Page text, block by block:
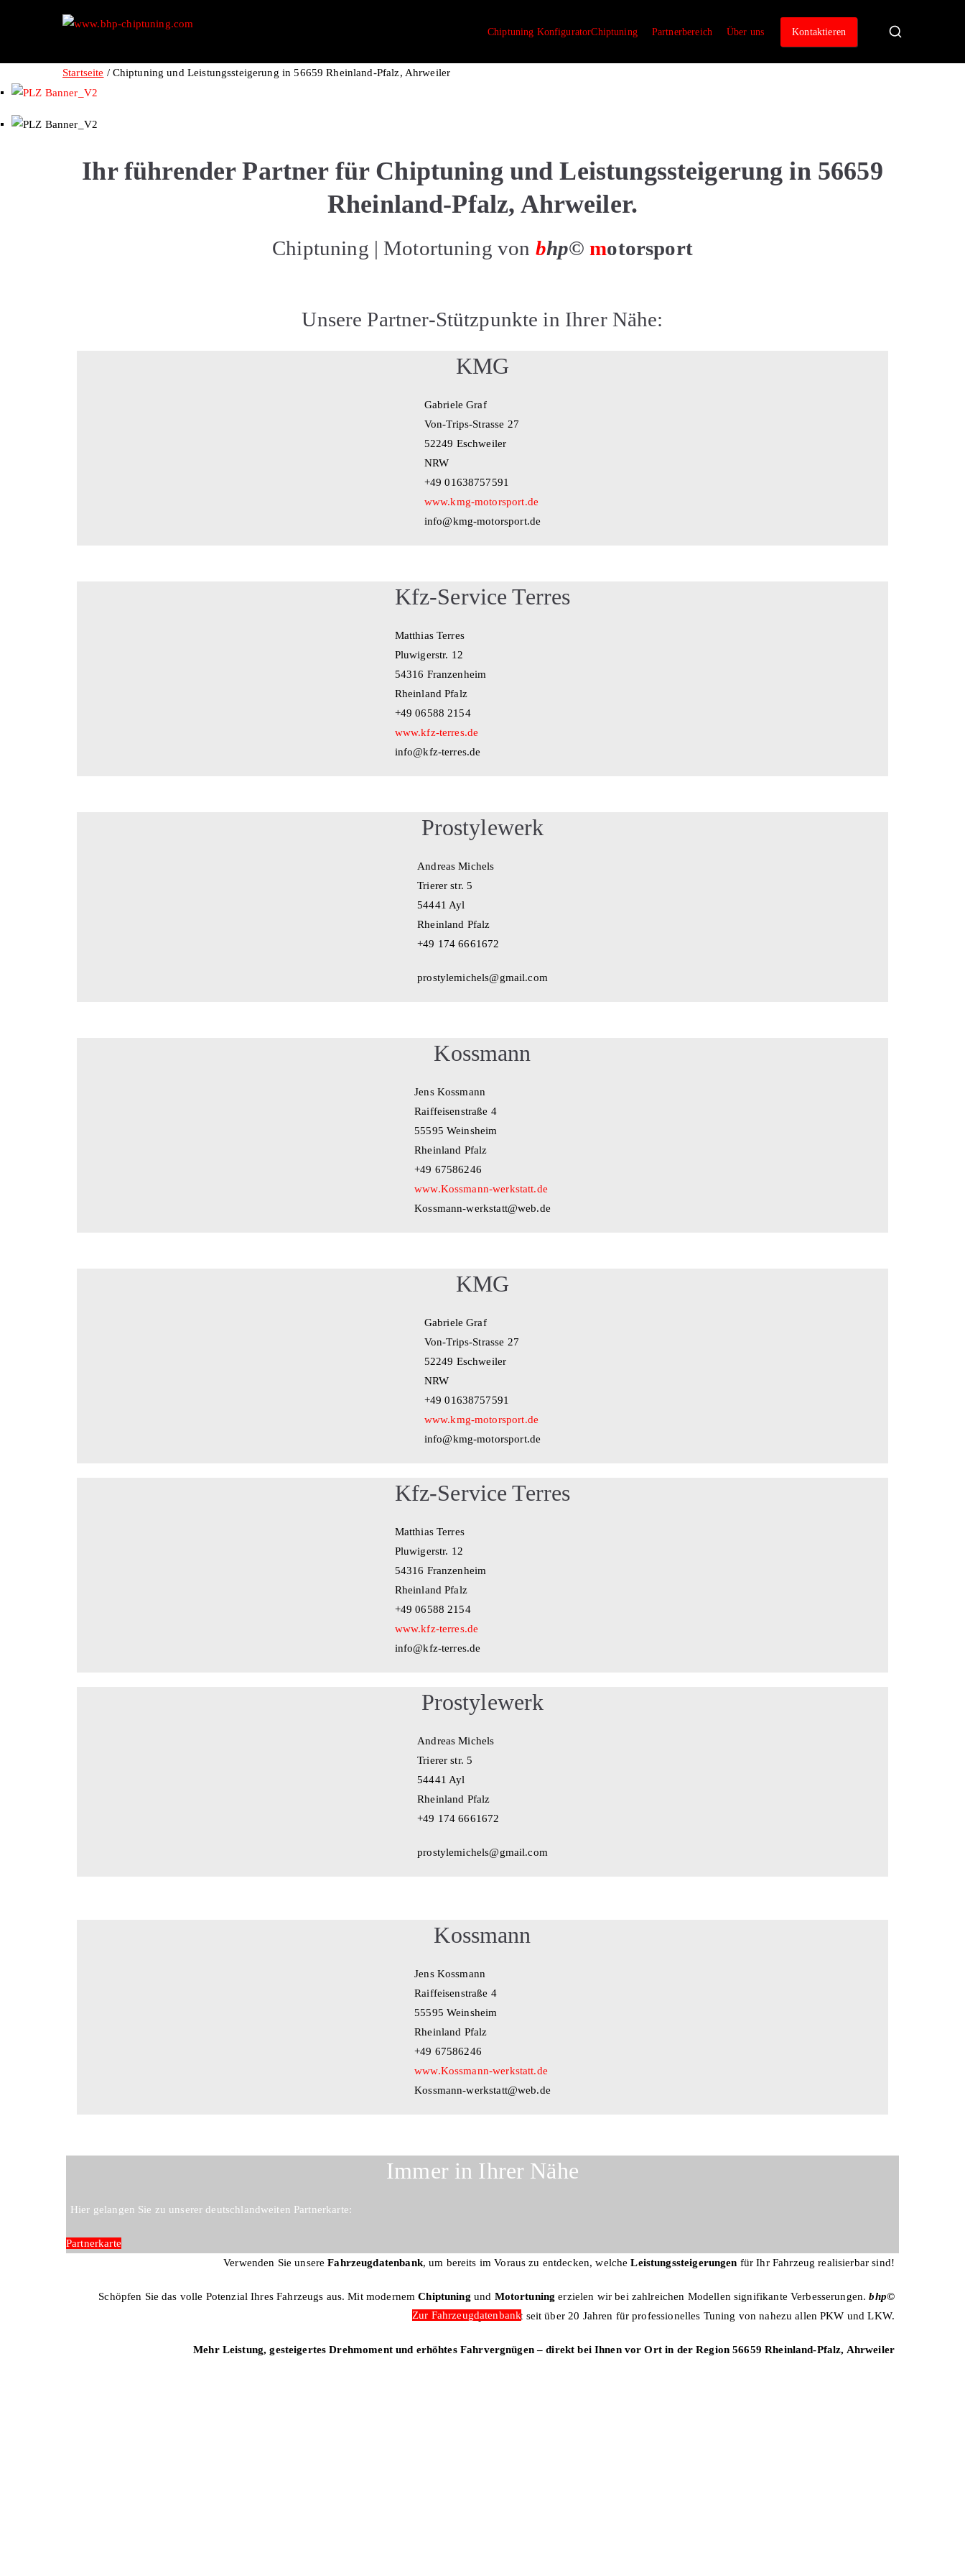
Chiptuning KonfiguratorChiptuning Partnerbereich Über uns Kontaktieren
Startseite Chiptuning und Leistungssteigerung in 56659 Rheinland-Pfalz, Ahrweiler
Ihr führender Partner für Chiptuning und Leistungssteigerung in 56659
Rheinland-Pfalz, Ahrweiler.
Chiptuning | Motortuning von bhp© motorsport
Unsere Partner-Stützpunkte in Ihrer Nähe:
KMG
Gabriele Graf
Von-Trips-Strasse 27
52249 Eschweiler
NRW
+49 01638757591
www.kmg-motorsport.de
info@kmg-motorsport.de
Kfz-Service Terres
Matthias Terres
Pluwigerstr. 12
54316 Franzenheim
Rheinland Pfalz
+49 06588 2154
www.kfz-terres.de
info@kfz-terres.de
Prostylewerk
Andreas Michels
Trierer str. 5
54441 Ayl
Rheinland Pfalz
+49 174 6661672
prostylemichels@gmail.com
Kossmann
Jens Kossmann
Raiffeisenstraße 4
55595 Weinsheim
Rheinland Pfalz
+49 67586246
www.Kossmann-werkstatt.de
Kossmann-werkstatt@web.de
KMG
Gabriele Graf
Von-Trips-Strasse 27
52249 Eschweiler
NRW
+49 01638757591
www.kmg-motorsport.de
info@kmg-motorsport.de
Kfz-Service Terres
Matthias Terres
Pluwigerstr. 12
54316 Franzenheim
Rheinland Pfalz
+49 06588 2154
www.kfz-terres.de
info@kfz-terres.de
Prostylewerk
Andreas Michels
Trierer str. 5
54441 Ayl
Rheinland Pfalz
+49 174 6661672
prostylemichels@gmail.com
Kossmann
Jens Kossmann
Raiffeisenstraße 4
55595 Weinsheim
Rheinland Pfalz
+49 67586246
www.Kossmann-werkstatt.de
Kossmann-werkstatt@web.de
Immer in Ihrer Nähe
Hier gelangen Sie zu unserer deutschlandweiten Partnerkarte:
Partnerkarte
Verwenden Sie unsereFahrzeugdatenbank, um bereits im Voraus zu entdecken, welcheLeistungssteigerungen für Ihr Fahrzeug realisierbar sind!
Schöpfen Sie das volle Potenzial Ihres Fahrzeugs aus. Mit modernemChiptuning und Motortuning erzielen wir bei zahlreichen Modellen signifikante Verbesserungen.bhp©
motorsportsteht seit über 20 Jahren für professionelles Tuning von nahezu allen PKW und LKW.
Mehr Leistung, gesteigertes Drehmoment und erhöhtes Fahrvergnügen – direkt bei Ihnen vor Ort in der Region 56659 Rheinland-Pfalz, Ahrweiler
Zur Fahrzeugdatenbank